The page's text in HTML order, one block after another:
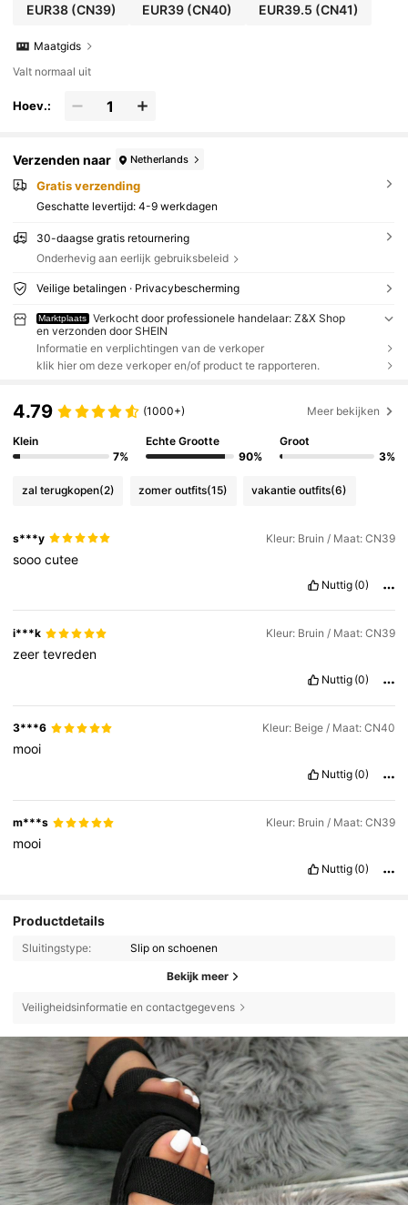
EUR38(CN39) EUR39 (CN40) EUR39.5 (CN41)
Maatgids
Valt normaal uit
Hoev.:
Verzenden naar Netherlands
Gratis verzending
Geschatte levertijd: 4-9 werkdagen
30-daagse gratis retournering
Onderhevig aan eerlijk gebruiksbeleid
Veilige betalingen · Privacybescherming
Marktplaats
Verkocht door professionele handelaar: Z&X Shop
en verzonden door SHEIN
Informatie en verplichtingen van de verkoper
klik hier om deze verkoper en/of product te rapporteren.
4.79 (1000+) Meer bekijken
Klein
7%
Echte Grootte
90%
Groot
3%
zal terugkopen(2) zomer outfits(15) vakantie outfits(6)
s***y Kleur: Bruin / Maat: CN39
sooocutee
Nuttig (0)
i***k Kleur: Bruin / Maat: CN39
zeertevreden
Nuttig (0)
3***6 Kleur: Beige / Maat: CN40
mooi
Nuttig (0)
m***s Kleur: Bruin / Maat: CN39
mooi
Nuttig (0)
Productdetails
Sluitingstype: Slip on schoenen
Bekijk meer
Veiligheidsinformatie en contactgegevens